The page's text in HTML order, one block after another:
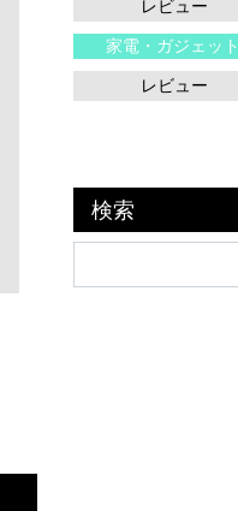
レビュー
家電・ガジェット
レビュー
検索